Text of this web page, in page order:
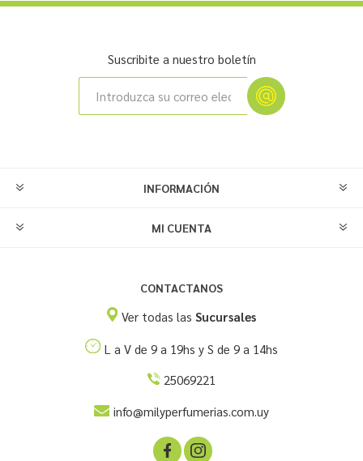
Suscribite a nuestro boletín
INFORMACIÓN
MI CUENTA
CONTACTANOS
Ver todas las Sucursales
L a V de 9 a 19hs y S de 9 a 14hs
25069221
info@milyperfumerias.com.uy